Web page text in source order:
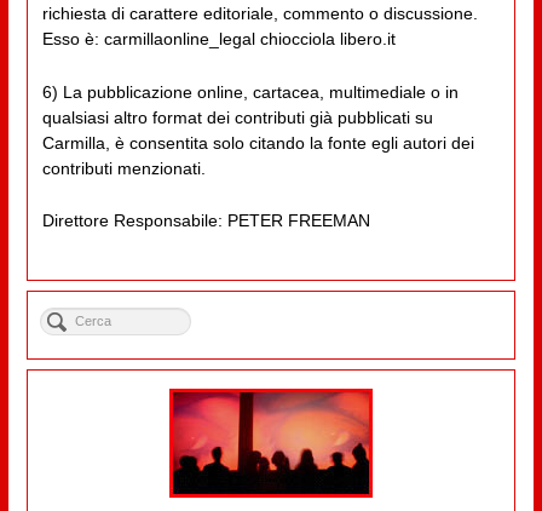
richiesta di carattere editoriale, commento o discussione.
Esso è: carmillaonline_legal chiocciola libero.it
6) La pubblicazione online, cartacea, multimediale o in
qualsiasi altro format dei contributi già pubblicati su
Carmilla, è consentita solo citando la fonte egli autori dei
contributi menzionati.
Direttore Responsabile: PETER FREEMAN